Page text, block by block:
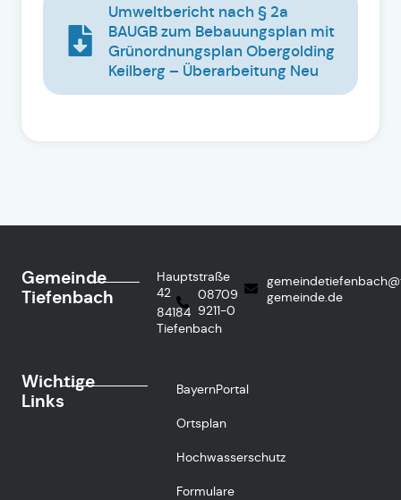
Umweltbericht nach § 2a
BAUGB zum Bebauungsplan mit
Grünordnungsplan Obergolding
Keilberg – Überarbeitung Neu
Gemeinde
Tiefenbach
Hauptstraße
42
84184
Tiefenbach
08709
9211-0
gemeinde.de
Wichtige
Links
BayernPortal
Ortsplan
Hochwasserschutz
Formulare